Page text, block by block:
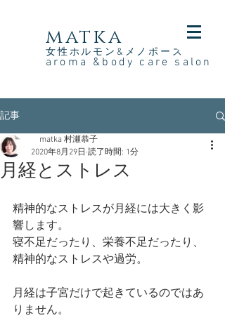
​matka
女性ホルモン&メノポーズ
aroma &body care salon
記事
月経とストレス
matka 村瀬恭子
2020年8月29日 読了時間: 1分
精神的なストレスが月経には大きく影
響します。
寝不足だったり、栄養不足だったり、
精神的なストレスや過労。
月経は子宮だけで起きているのではあ
りません。